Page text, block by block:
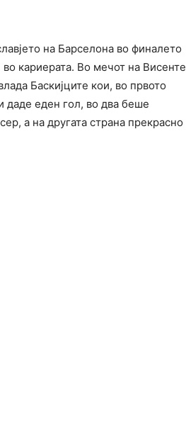
на Барселона во финалето
кариерата. Во мечот на Висенте
Баскијците кои, во првото
даде еден гол, во два беше
а на другата страна прекрасно